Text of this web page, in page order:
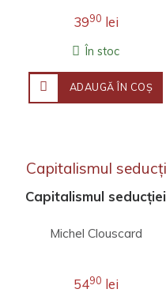
3990 lei
În stoc
ADAUGĂ ÎN COŞ
Capitalismul seducției
Michel Clouscard
5490 lei